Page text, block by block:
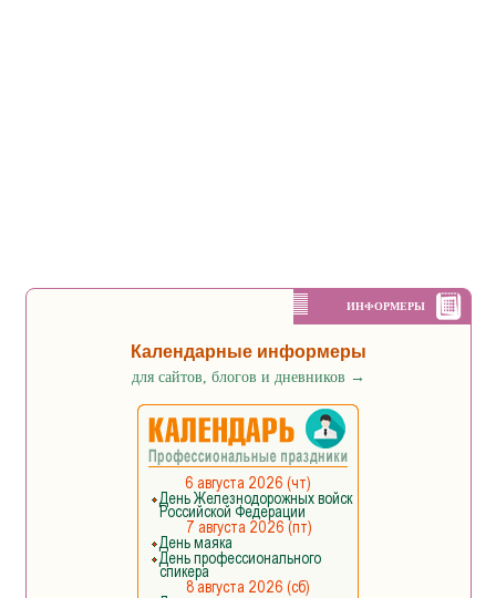
ИНФОРМЕРЫ
Календарные информеры
для сайтов, блогов и дневников →